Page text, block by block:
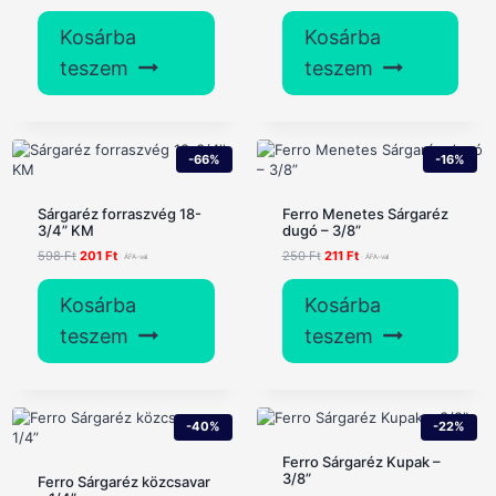
246 Ft.199 Ft.
Kosárba
teszem
349 Ft.200 Ft.
Kosárba
teszem
-66%
Sárgaréz forraszvég 18-
3/4” KM
598Ft Original
598 Ft.
201 FtCurrent
201 Ft.
Kosárba
teszem
-16%
Ferro Menetes Sárgaréz
dugó – 3/8”
250Ft Original
250 Ft.
211 FtCurrent
211 Ft.
Kosárba
teszem
-40%
Ferro Sárgaréz közcsavar
-22%
Ferro Sárgaréz Kupak –
3/8”